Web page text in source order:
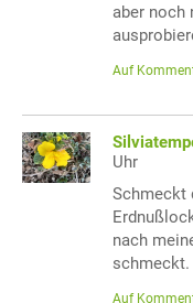
aber noch
Auf
Uhr
Schmeckt
nach
schmeckt.
Auf